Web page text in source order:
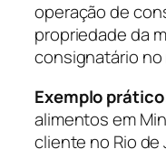
operação de
propriedade da
consignatário no
Exemplo
alimentos em
cliente no Rio